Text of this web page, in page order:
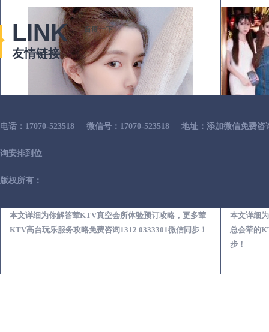
本文详细为你解答荤KTV真空会所体验预订攻略，更多荤
KTV高台玩乐服务攻略免费咨询1312 0333301微信同步！
本文详细
总会荤的
步！
LINK
友情链接
百度一下
电话：17070-523518 微信号：17070-523518 地址：添加微信免费
询安排到位
版权所有：